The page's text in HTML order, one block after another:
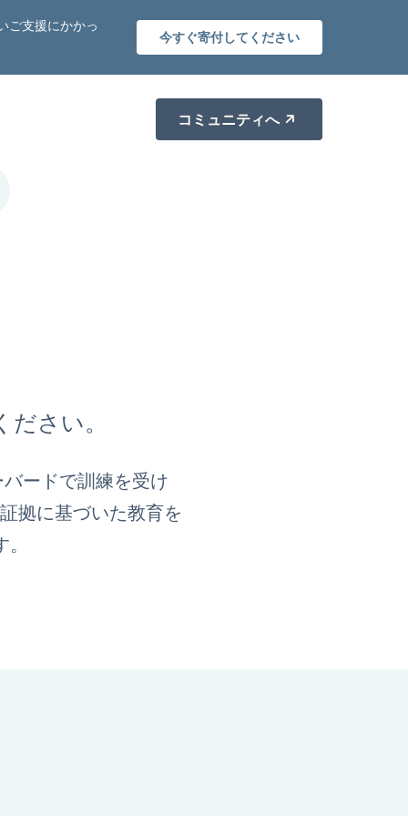
ご支援にかかっ
今すぐ寄付してください
コミュニティへ
さい。
ードで訓練を受け
拠に基づいた教育を